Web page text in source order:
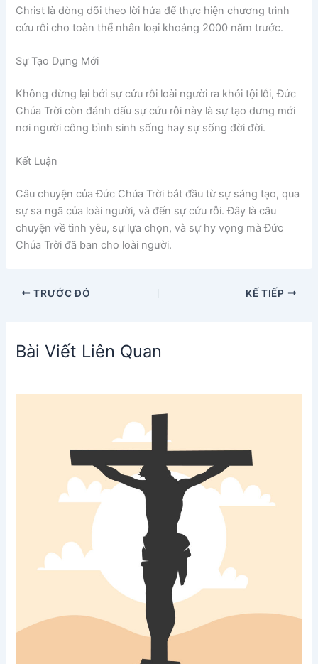
Christ là dòng dõi theo lời hứa để thực hiện chương trình
cứu rỗi cho toàn thể nhân loại khoảng 2000 năm trước.
Sự Tạo Dựng Mới
Không dừng lại bởi sự cứu rỗi loài người ra khỏi tội lỗi, Đức
Chúa Trời còn đánh dấu sự cứu rỗi này là sự tạo dưng mới
nơi người công bình sinh sống hay sự sống đời đời.
Kết Luận
Câu chuyện của Đức Chúa Trời bắt đầu từ sự sáng tạo, qua
sự sa ngã của loài người, và đến sự cứu rỗi. Đây là câu
chuyện về tình yêu, sự lựa chọn, và sự hy vọng mà Đức
Chúa Trời đã ban cho loài người.
TRƯỚC ĐÓ KẾ TIẾP
Bài Viết Liên Quan